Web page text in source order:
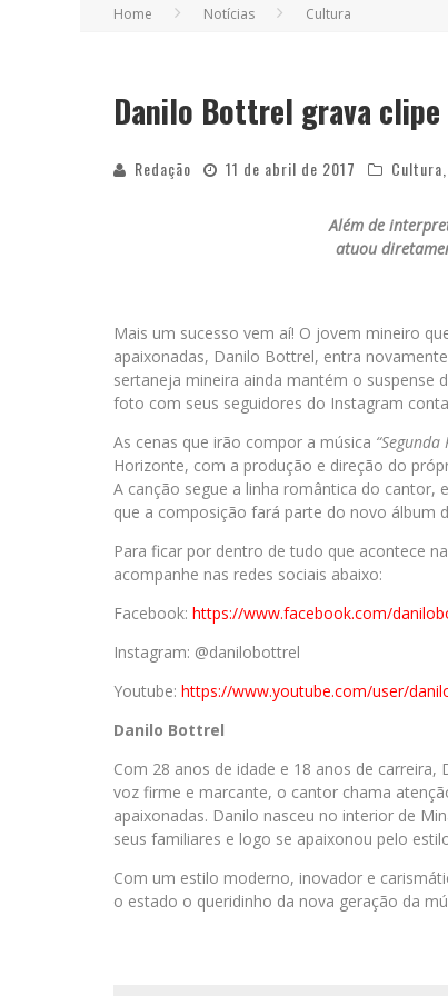
Home Notícias Cultura
Danilo Bottrel grava
Redação 11 de abril de 2017 Cultura
Além de
atuou
Mais um sucesso vem aí! O jovem mineiro
apaixonadas, Danilo Bottrel, entra
sertaneja mineira ainda mantém o
foto com seus seguidores do Instagram
As cenas que irão compor a música “Segunda
Horizonte, com a produção e direção do
A canção segue a linha romântica do cantor,
que a composição fará parte do novo álbum
Para ficar por dentro de tudo que acontece
acompanhe nas redes sociais abaixo:
Facebook: https://www.facebook.com/
Instagram: @danilobottrel
Youtube: https://www.youtube.com/user/
Danilo Bottrel
Com 28 anos de idade e 18 anos de
voz firme e marcante, o cantor chama
apaixonadas. Danilo nasceu no interior de
seus familiares e logo se apaixonou pelo
Com um estilo moderno, inovador e
o estado o queridinho da nova geração da